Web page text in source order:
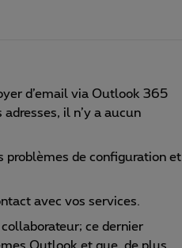
d’email via Outlook 365
il n’y a aucun
problèmes de configuration et
avec vos services.
ce dernier
Outlook et que, de plus